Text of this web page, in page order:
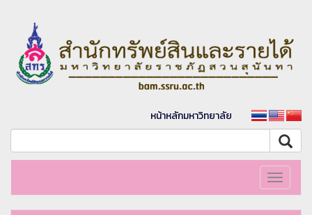
หน้าหลักมหาวิทยาลัย
Toggle